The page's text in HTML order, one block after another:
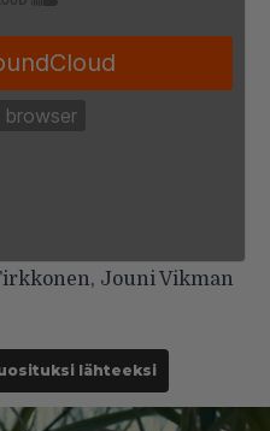
Jouni Vikman
lähteeksi